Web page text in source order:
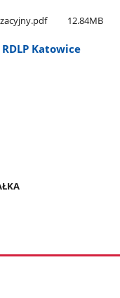
12.84MB
Katowice